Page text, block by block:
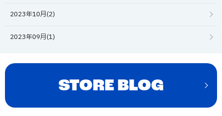
2023年10月(2)
2023年09月(1)
STORE BLOG